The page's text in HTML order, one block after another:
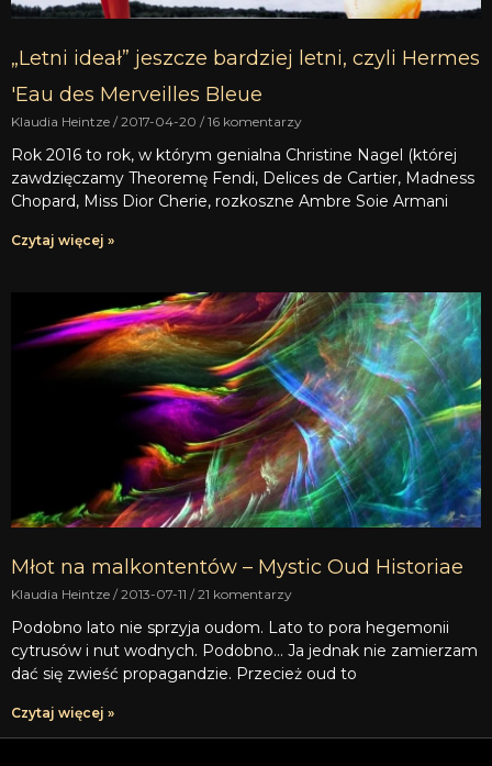
„Letni ideał” jeszcze bardziej letni, czyli Hermes
'Eau des Merveilles Bleue
Klaudia Heintze 2017-04-20 16 komentarzy
Rok 2016 to rok, w którym genialna Christine Nagel (której
zawdzięczamy Theoremę Fendi, Delices de Cartier, Madness
Chopard, Miss Dior Cherie, rozkoszne Ambre Soie Armani
Czytaj więcej »
Młot na malkontentów – Mystic Oud Historiae
Klaudia Heintze 2013-07-11 21 komentarzy
Podobno lato nie sprzyja oudom. Lato to pora hegemonii
cytrusów i nut wodnych. Podobno… Ja jednak nie zamierzam
dać się zwieść propagandzie. Przecież oud to
Czytaj więcej »